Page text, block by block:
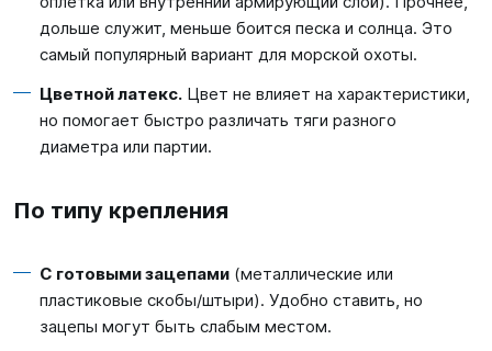
дольше служит, меньше боится песка и солнца. Это
самый популярный вариант для морской охоты.
Цветной латекс. Цвет не влияет на характеристики,
но помогает быстро различать тяги разного
диаметра или партии.
По типу крепления
С готовыми зацепами (металлические или
пластиковые скобы/штыри). Удобно ставить, но
зацепы могут быть слабым местом.